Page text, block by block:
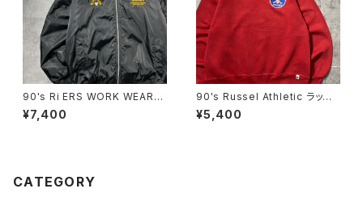
90's Ri ERS WORK WEAR
刺繍企業ロゴ ブラック 黒
中綿 ma-1ジャケット
¥7,400
90's Russel Athletic ラッセ
ルアスレチック ローカルベー
スボールチーム プリント 前V
¥5,400
CATEGORY